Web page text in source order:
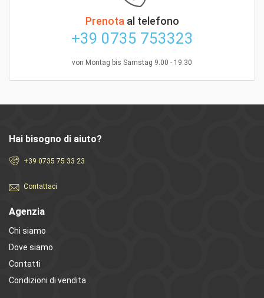
Prenota al telefono
+39 0735 753323
von Montag bis Samstag 9.00 - 19.30
Hai bisogno di aiuto?
+39 0735 75 33 23
Contattaci
Agenzia
Chi siamo
Dove siamo
Contatti
Condizioni di vendita